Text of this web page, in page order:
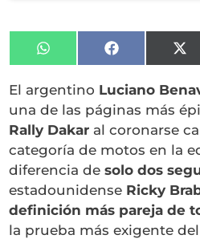
Compartir
en
WhatsApp
Compartir
en
Facebook
en
El argentino Luciano
una de las páginas más
Rally Dakar al coronarse
categoría de motos en la
diferencia desolo dos
estadounidense Ricky
definición más pareja de
la prueba más exigente